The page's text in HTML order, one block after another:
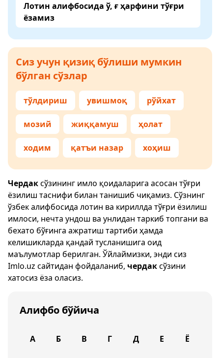
Лотин алифбосида ў, ғ ҳарфини тўғри
ёзамиз
Сиз учун қизиқ бўлиши мумкин
бўлган сўзлар
тўлдириш увишмоқ рўйхат
мозий жиққамуш ҳолат
ходим қатъи назар хоҳиш
Чердаксўзининг имло қоидаларига асосан тўғри
ёзилиш таснифи билан танишиб чиқамиз. Сўзнинг
ўзбек алифбосида лотин ва кириллда тўғри ёзилиш
имлоси, нечта ундош ва унлидан таркиб топгани ва
бехато бўғинга ажратиш тартиби ҳамда
келишикларда қандай тусланишига оид
маълумотлар берилган. Ўйлаймизки, энди сиз
Imlo.uz сайтидан фойдаланиб, чердаксўзини
хатосиз ёза оласиз.
Алифбо бўйича
А Б В Г Д Е Ё